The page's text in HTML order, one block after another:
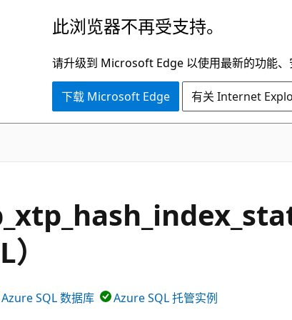
此浏览器不再受支持。
请升级到 Microsoft Edge 以使用最新的功能、
下载 Microsoft Edge 有关 Internet
Azure SQL 数据库 Azure SQL 托管实例